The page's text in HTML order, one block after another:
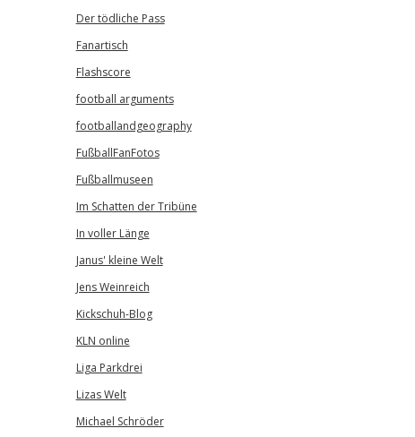
Der tödliche Pass
Fanartisch
Flashscore
football arguments
footballandgeography
FußballFanFotos
Fußballmuseen
Im Schatten der Tribüne
In voller Länge
Janus' kleine Welt
Jens Weinreich
Kickschuh-Blog
KLN online
Liga Parkdrei
Lizas Welt
Michael Schröder